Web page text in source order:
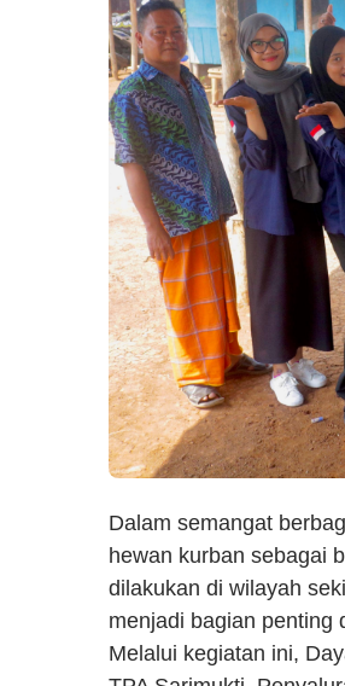
Dalam semangat
hewan kurban sebagai
dilakukan di wilayah
menjadi bagian penting
Melalui kegiatan ini,